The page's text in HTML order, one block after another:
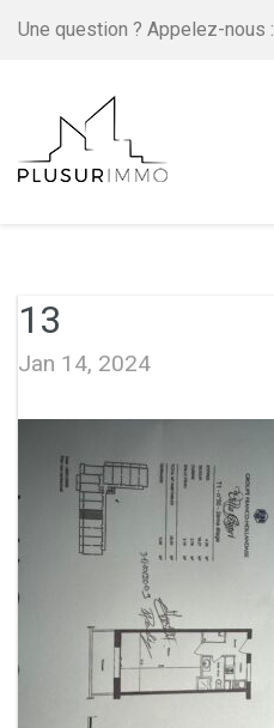
Une question ? Appelez-nous :
13
Jan 14, 2024